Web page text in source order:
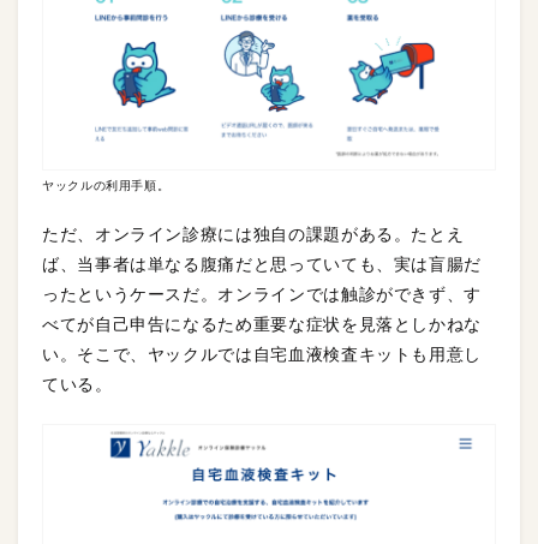
ヤックルの利用手順。
ただ、オンライン診療には独自の課題がある。たとえ
ば、当事者は単なる腹痛だと思っていても、実は盲腸だ
ったというケースだ。オンラインでは触診ができず、す
べてが自己申告になるため重要な症状を見落としかねな
い。そこで、ヤックルでは自宅血液検査キットも用意し
ている。